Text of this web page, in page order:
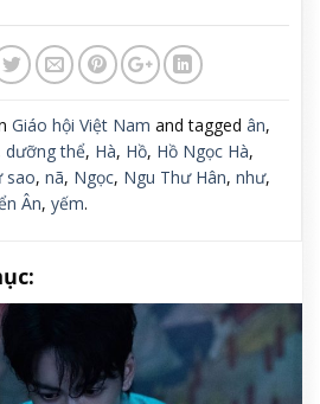
Giáo hội Việt Nam and tagged ân,
dưỡng thể, Hà, Hồ, Hồ Ngọc Hà,
sao, nã, Ngọc, Ngu Thư Hân, như,
Ân, yếm.